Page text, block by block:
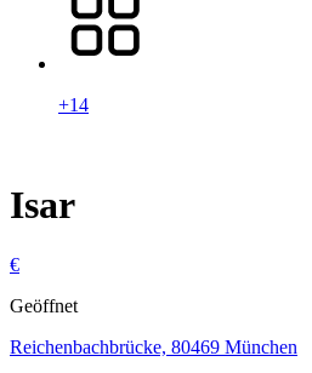
+14
Isar
€
Geöffnet
Reichenbachbrücke, 80469 München